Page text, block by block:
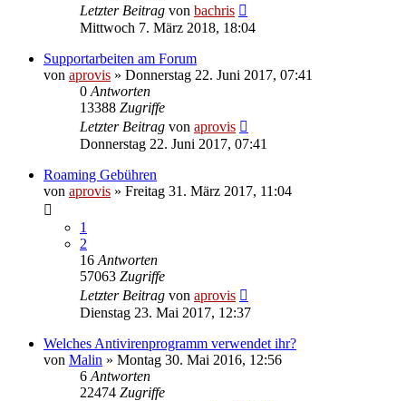
Letzter Beitrag von bachris
Mittwoch 7. März 2018, 18:04
Supportarbeiten am Forum
von aprovis » Donnerstag 22. Juni 2017, 07:41
0 Antworten
13388 Zugriffe
Letzter Beitrag von aprovis
Donnerstag 22. Juni 2017, 07:41
Roaming Gebühren
von aprovis » Freitag 31. März 2017, 11:04
1
2
16 Antworten
57063 Zugriffe
Letzter Beitrag von aprovis
Dienstag 23. Mai 2017, 12:37
Welches Antivirenprogramm verwendet ihr?
von Malin » Montag 30. Mai 2016, 12:56
6 Antworten
22474 Zugriffe